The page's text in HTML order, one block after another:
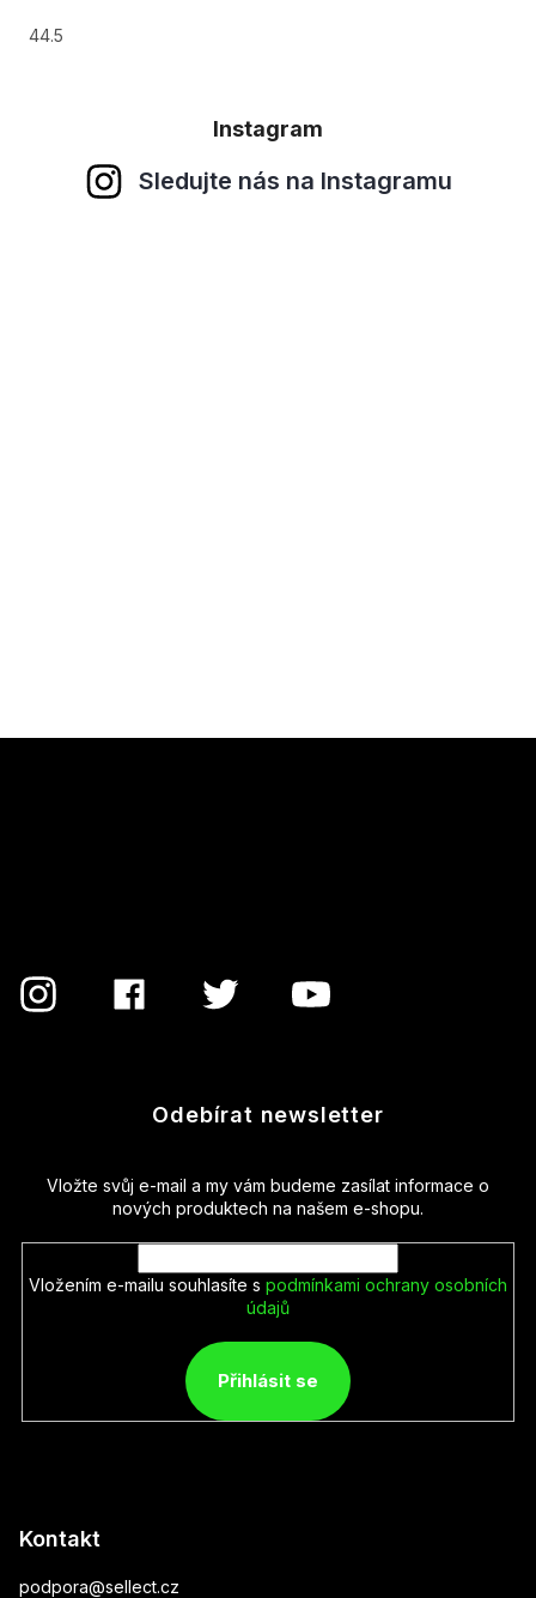
44.5
Instagram
Sledujte nás na Instagramu
Odebírat newsletter
Vložte svůj e-mail a my vám budeme zasílat informace o
nových produktech na našem e-shopu.
Vložením e-mailu souhlasíte s podmínkami ochrany osobních
údajů
Přihlásit se
Kontakt
podpora@sellect.cz